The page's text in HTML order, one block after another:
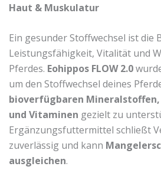
Haut & Muskulatur
Ein gesunder Stoffwechsel ist die
Leistungsfähigkeit, Vitalität und
Pferdes. Eohippos FLOW 2.0
um den Stoffwechsel deines
bioverfügbaren
und Vitaminen gezielt zu
Ergänzungsfuttermittel schließt
zuverlässig und kann
ausgleichen.